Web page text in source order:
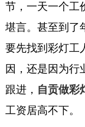
节，一天一个工
堪言。甚至到了
要先找到彩灯工
因，还是因为行
跟进， 自贡做彩
工资居高不下。